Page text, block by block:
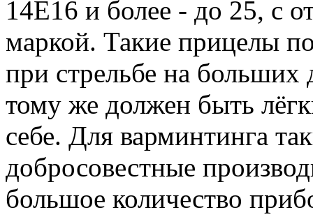
14Е16 и более - до 25, с
маркой. Такие прицелы
при стрельбе на
тому же должен быть
себе. Для варминтинга
добросовестные
большое количество